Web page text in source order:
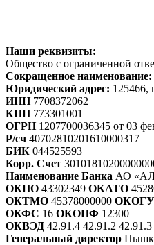
Наши реквизиты:
Общество с ограниченной
Сокращенное наименование:
Юридический адрес: 125466,
ИНН7708372062
КПП 773301001
ОГРН1207700036345 от 03
Р/сч 40702810201610000317
БИК 044525593
Корр. Счет
Наименование Банка АО
ОКПО 43302349 ОКАТО
ОКТМО 45378000000 ОКОГУ
ОКФС 16 ОКОПФ 12300
ОКВЭД 42.91.4 42.91.2
Генеральный директор